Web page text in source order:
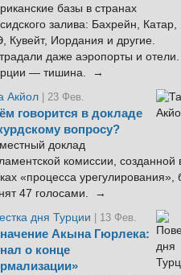
базы в странах
залива: Бахрейн, Катар,
Кувейт, Иордания и другие.
даже аэропорты и
— тишина. →
Акйол | 23 Фев.
говорится в докладе
вопросу?
доклад
комиссии, созданной
«процесса урегулирования»,
47 голосами. →
дня Турции
| 13 Фев.
Акына Гюрлека:
о конце